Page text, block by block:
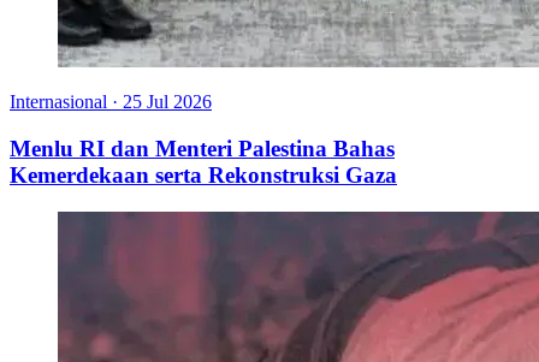
Internasional · 25 Jul 2026
Menlu RI dan Menteri Palestina Bahas
Kemerdekaan serta Rekonstruksi Gaza